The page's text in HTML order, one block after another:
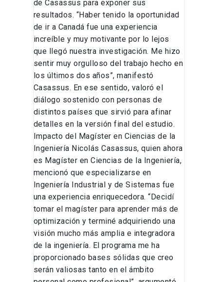
de Casassus para exponer sus
resultados. “Haber tenido la oportunidad
de ir a Canadá fue una experiencia
increíble y muy motivante por lo lejos
que llegó nuestra investigación. Me hizo
sentir muy orgulloso del trabajo hecho en
los últimos dos años”, manifestó
Casassus. En ese sentido, valoró el
diálogo sostenido con personas de
distintos países que sirvió para afinar
detalles en la versión final del estudio.
Impacto del Magíster en Ciencias de la
Ingeniería Nicolás Casassus, quien ahora
es Magíster en Ciencias de la Ingeniería,
mencionó que especializarse en
Ingeniería Industrial y de Sistemas fue
una experiencia enriquecedora. “Decidí
tomar el magíster para aprender más de
optimización y terminé adquiriendo una
visión mucho más amplia e integradora
de la ingeniería. El programa me ha
proporcionado bases sólidas que creo
serán valiosas tanto en el ámbito